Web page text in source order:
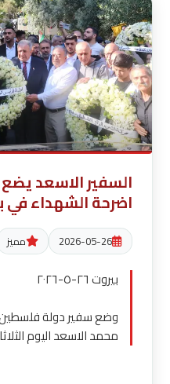
السفير الاسعد
اضرحة الشهداء في
2026-05-26 مميز
بيروت ٢٦-٥-٢٠٢٦
وضع سفير دولة فلسطين
محمد الاسعد اليوم